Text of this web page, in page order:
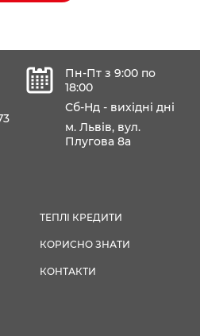
Пн-Пт з 9:00 по
18:00
Сб-Нд - вихідні дні
м. Львів, вул.
Плугова 8а
ТЕПЛІ КРЕДИТИ
КОРИСНО ЗНАТИ
КОНТАКТИ